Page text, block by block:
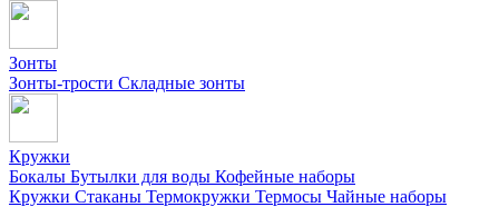
Зонты
Зонты-трости Складные зонты
Кружки
Бокалы Бутылки для воды Кофейные наборы
Кружки Стаканы Термокружки Термосы Чайные наборы